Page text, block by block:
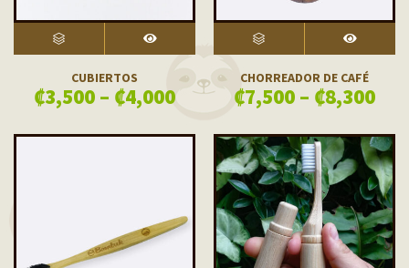
SELECT OPTIONS VISTA RÁPIDA
CUBIERTOS
₡3,500 – ₡4,000
SELECT OPTIONS VISTA RÁPIDA
CHORREADOR DE CAFÉ
₡7,500 – ₡8,300